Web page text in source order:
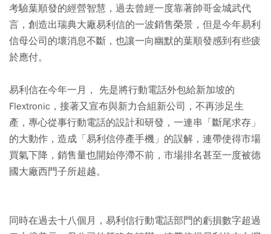
考驗葉順發的經營智慧，過去曾經一度靠著帥哥金城武代
言，創造出瑞典大廠易利信的一波銷售榮景，但是今年易利
信母公司的壞消息不斷，也讓一向幽默的葉順發感到有些疲
於應付。
易利信在今年一月， 先是將行動電話外包給新加坡的
Flextronic，接著又宣布與新力合組新公司，不再涉足生
產，專心從事行動電話的設計和研發，一連串「斷尾求存」
的大動作，造成「易利信停產手機」的誤解，連帶使得市場
買氣下降，銷售量也開始停滯不前，市場排名甚至一度被德
國大廠西門子所超越。
同時在過去十八個月，易利信行動電話部門的虧損數字超過